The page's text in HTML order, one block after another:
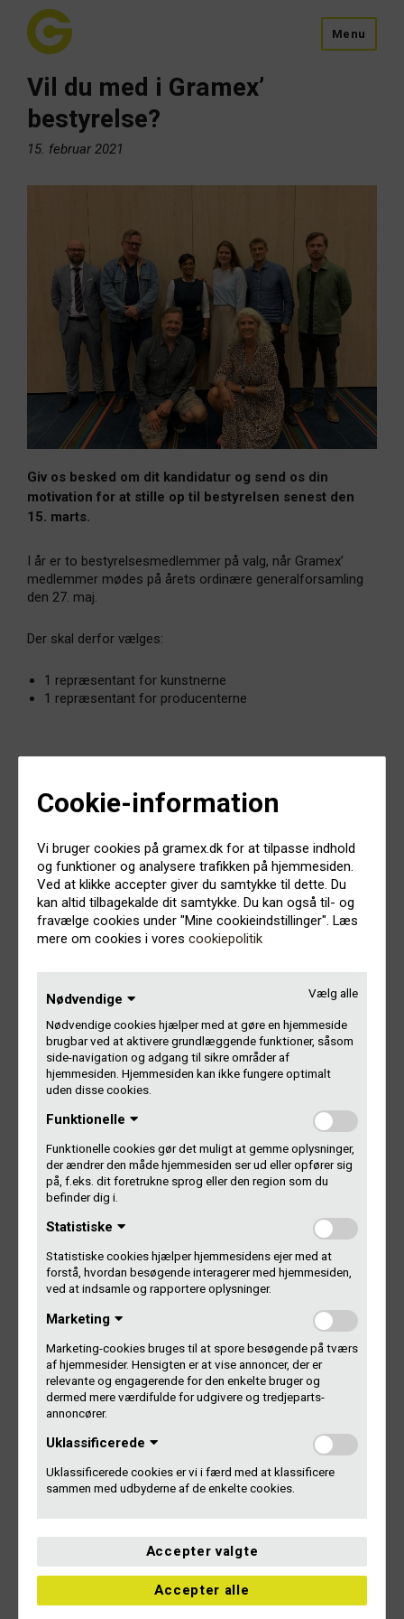
Menu
Cookie-information
Vi bruger cookies på gramex.dk for at tilpasse indhold
og funktioner og analysere trafikken på hjemmesiden.
Ved at klikke accepter giver du samtykke til dette. Du
kan altid tilbagekalde dit samtykke. Du kan også til- og
fravælge cookies under "Mine cookieindstillinger". Læs
mere om cookies i vores cookiepolitik
Vælg alle
Nødvendige
Nødvendige cookies hjælper med at gøre en hjemmeside
brugbar ved at aktivere grundlæggende funktioner, såsom
side-navigation og adgang til sikre områder af
hjemmesiden. Hjemmesiden kan ikke fungere optimalt
uden disse cookies.
Funktionelle
Funktionelle cookies gør det muligt at gemme oplysninger,
der ændrer den måde hjemmesiden ser ud eller opfører sig
på, f.eks. dit foretrukne sprog eller den region som du
befinder dig i.
Statistiske
Statistiske cookies hjælper hjemmesidens ejer med at
forstå, hvordan besøgende interagerer med hjemmesiden,
ved at indsamle og rapportere oplysninger.
Marketing
Marketing-cookies bruges til at spore besøgende på tværs
af hjemmesider. Hensigten er at vise annoncer, der er
relevante og engagerende for den enkelte bruger og
dermed mere værdifulde for udgivere og tredjeparts-
annoncører.
Uklassificerede
Uklassificerede cookies er vi i færd med at klassificere
sammen med udbyderne af de enkelte cookies.
Accepter valgte
Accepter alle
Vil du med i Gramex’
bestyrelse?
15. februar 2021
Giv os besked om dit kandidatur og send os din
motivation for at stille op til bestyrelsen senest den
15. marts.
I år er to bestyrelsesmedlemmer på valg, når Gramex’
medlemmer mødes på årets ordinære generalforsamling
den 27. maj.
Der skal derfor vælges:
1 repræsentant for kunstnerne
1 repræsentant for producenterne
Vil du have dit navn med på stemmesedlen, skal du sende
2021 med følgende information:
Hvilken post opstiller du til: kunstner- eller producent-
repræsentant?
Hvorfor skal man stemme på netop dig? Beskriv din
kort om dig selv og din baggrund, hvorfor du gerne vil
med i bestyrelsen, hvad du især vil arbejde for eller
lignende. Du er velkommen til at vedhæfte et billede af
dig selv, som vi har lov til at bruge her på hjemmesiden
indsætte et link eller to, hvor man kan læse mere om
dig. Vi lægger alle kandidaternes motivationer her på
hjemmesiden, når vi åbner valget 4 uger før
generalforsamlingen.
Hvad indebærer arbejdet i
bestyrelsen?
Arbejdet i bestyrelsen er et reelt stykke arbejde, du skal
tage alvorligt og prioritere, hvis du vil med på holdet. Vi
opfordrer derfor alle interesserede til at sætte sig ind i,
hvad arbejdet som bestyrelsesmedlem indebærer, inden
man opstiller.
Hvad indebærer bestyrelsesarbejdet i Gramex?
Hvem sidder i bestyrelsen i dag?
Sæt kryds: Generalforsamling 2021